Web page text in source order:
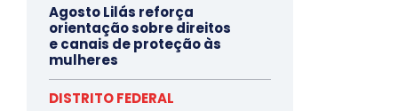
Agosto Lilás reforça
orientação sobre direitos
e canais de proteção às
mulheres
DISTRITO FEDERAL